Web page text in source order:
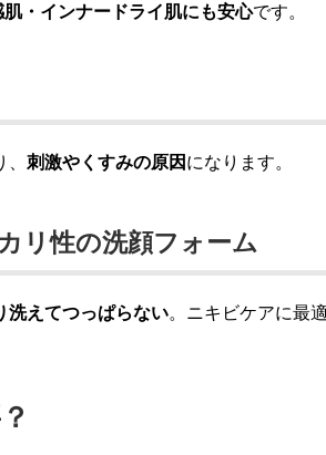
肌・インナードライ肌にも安心です。
刺激やくすみの原因 になります。
リ性の洗顔フォーム
洗えてつっぱらない。ニキビケアに最適